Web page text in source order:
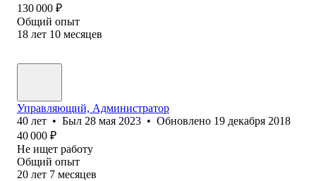
130 000 ₽
Общий опыт
18 лет 10 месяцев
Управляющий, Администратор
40 лет • Был 28 мая 2023 • Обновлено 19 декабря 2018
40 000 ₽
Не ищет работу
Общий опыт
20 лет 7 месяцев